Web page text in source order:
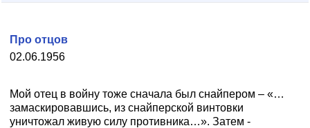
02.06.1956
Про отцов
Мой отец в войну тоже сначала был снайпером – «…
замаскировавшись, из снайперской винтовки
уничтожал живую силу противника…». Затем -